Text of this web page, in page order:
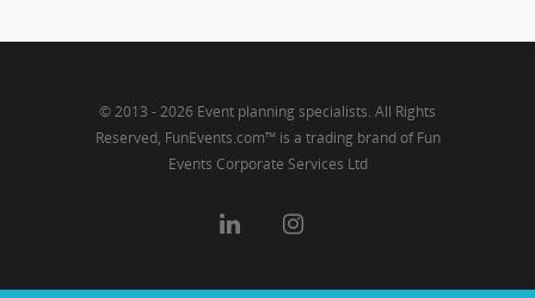
© 2013 - 2026 Event planning specialists. All Rights
Reserved, FunEvents.com™ is a trading brand of Fun
Events Corporate Services Ltd